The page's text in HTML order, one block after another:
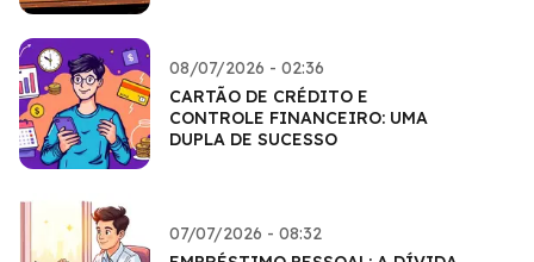
08/07/2026 - 02:36
CARTÃO DE CRÉDITO E
CONTROLE FINANCEIRO: UMA
DUPLA DE SUCESSO
07/07/2026 - 08:32